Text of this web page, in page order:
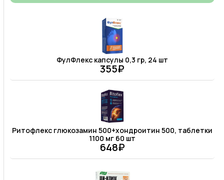
ФулФлекс капсулы 0,3 гр, 24 шт
355₽
Ритофлекс глюкозамин 500+хондроитин 500, таблетки
1100 мг 60 шт
648₽